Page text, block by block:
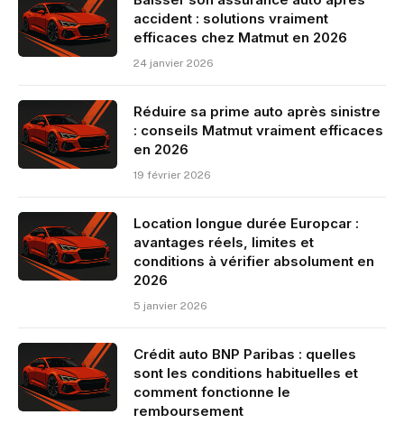
accident : solutions vraiment
efficaces chez Matmut en 2026
24 janvier 2026
Réduire sa prime auto après sinistre
: conseils Matmut vraiment efficaces
en 2026
19 février 2026
Location longue durée Europcar :
avantages réels, limites et
conditions à vérifier absolument en
2026
5 janvier 2026
Crédit auto BNP Paribas : quelles
sont les conditions habituelles et
comment fonctionne le
remboursement